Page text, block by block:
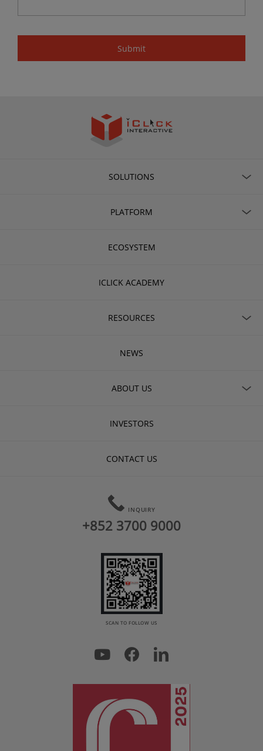
SOLUTIONS
PLATFORM
ECOSYSTEM
ICLICK ACADEMY
RESOURCES
NEWS
ABOUT US
INVESTORS
CONTACT US
INQUIRY
+852 3700 9000
SCAN TO FOLLOW US